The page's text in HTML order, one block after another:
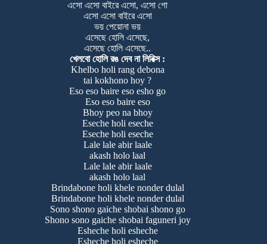
এসো এসো বাইরে এসো, এসো গো
এসো এসো বাইরে এসো
ভয় পেয়োনা ভয়
এসেছে হোলি এসেছে,
এসেছে হোলি এসেছে..
খেলবো হোলি রঙ দেব না লিরিক্স :
Khelbo holi rang debona
tai kokhono hoy ?
Eso eso baire eso esho go
Eso eso baire eso
Bhoy peo na bhoy
Eseche holi eseche
Eseche holi eseche
Lale lale abir laale
akash holo laal
Lale lale abir laale
akash holo laal
Brindabone holi khele nonder dulal
Brindabone holi khele nonder dulal
Sono shono gaiche shobai shono go
Shono sono gaiche shobai faguneri joy
Esheche holi esheche
Esheche holi esheche